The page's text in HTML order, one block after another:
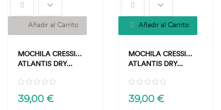
Añadir al Carrito
MOCHILA CRESSI
ATLANTIS DRY...
39,00 €
Añadir al Carrito
MOCHILA CRESSI
ATLANTIS DRY...
39,00 €